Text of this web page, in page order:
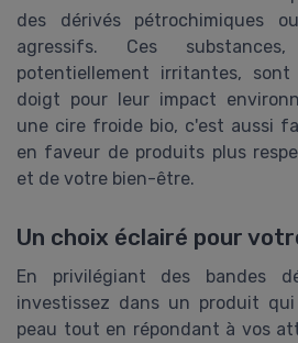
des dérivés pétrochimiques
agressifs. Ces
potentiellement irritantes,
doigt pour leur impact
une cire froide bio, c'est aussi
en faveur de produits plus
et de votre bien-être.
Un choix éclairé pour
En privilégiant des bandes
investissez dans un produit
peau tout en répondant à vos